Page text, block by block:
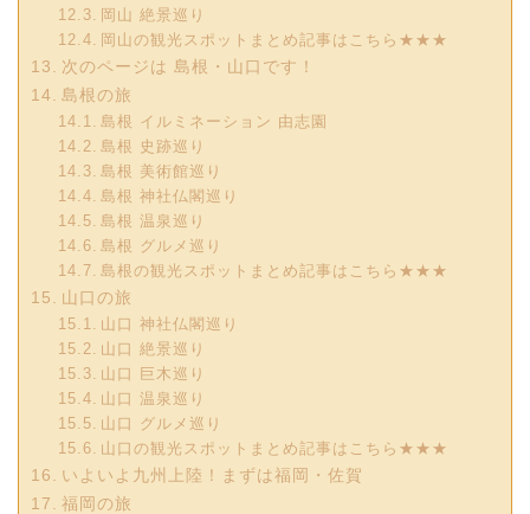
岡山 絶景巡り
岡山の観光スポットまとめ記事はこちら★★★
次のページは 島根・山口です！
島根の旅
島根 イルミネーション 由志園
島根 史跡巡り
島根 美術館巡り
島根 神社仏閣巡り
島根 温泉巡り
島根 グルメ巡り
島根の観光スポットまとめ記事はこちら★★★
山口の旅
山口 神社仏閣巡り
山口 絶景巡り
山口 巨木巡り
山口 温泉巡り
山口 グルメ巡り
山口の観光スポットまとめ記事はこちら★★★
いよいよ九州上陸！まずは福岡・佐賀
福岡の旅